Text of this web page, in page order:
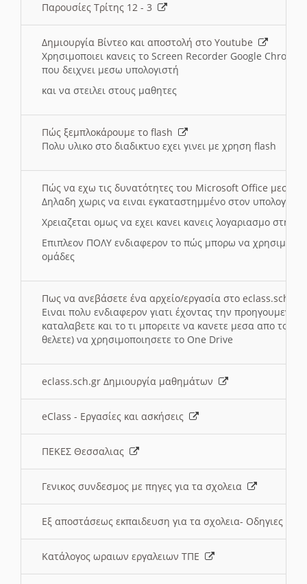
Παρουσίες Τρίτης 12 - 3
Δημιουργία Βίντεο και αποστολή στο Youtube
Χρησιμοποιει κανεις το Screen Recorder Google Chrome
που δειχνει μεσω υπολογιστή
και να στειλει στους μαθητες
Πώς ξεμπλοκάρουμε το flash
Πολυ υλικο στο διαδικτυο εχει γινει με χρηση flash
Πώς να εχω τις δυνατότητες του Microsoft Office μεσω
Δηλαδη χωρις να ειναι εγκαταστημμένο στον
Χρειαζεται ομως να εχει κανει κανεις λογαριασμο στη
Επιπλεον ΠΟΛΥ ενδιαφερον το πώς μπορω να
ομάδες
Πως να ανεβάσετε ένα αρχείο/εργασία στο eclass.sch.gr
Ειναι πολυ ενδιαφερον γιατι έχοντας την
καταλαβετε και το τι μπορειτε να κανετε μεσα απο το
θελετε) να χρησιμοποιησετε το One Drive
eclass.sch.gr Δημιουργία μαθημάτων
eClass - Εργασίες και ασκήσεις
ΠΕΚΕΣ Θεσσαλιας
Γενικος συνδεσμος με πηγες για τα σχολεια
Εξ αποστάσεως εκπαιδευση για τα σχολεια- Οδηγιες
Κατάλογος ωραιων εργαλειων ΤΠΕ